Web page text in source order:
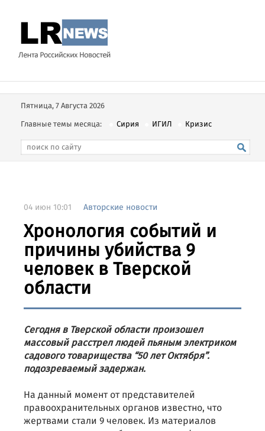
Пятница, 7 Августа 2026
Главные темы месяца:
Сирия ИГИЛ Кризис
04 июн 10:01 Авторские новости
Хронология событий и
причины убийства 9
человек в Тверской
области
Сегодня в Тверской области произошел
массовый расстрел людей пьяным электриком
садового товарищества “50 лет Октября”.
подозреваемый задержан.
На данный момент от представителей
правоохранительных органов известно, что
жертвами стали 9 человек. Из материалов